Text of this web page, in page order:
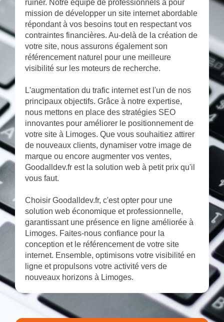
ruiner. Notre équipe de professionnels a pour
mission de développer un site internet abordable
répondant à vos besoins tout en respectant vos
contraintes financières. Au-delà de la création de
votre site, nous assurons également son
référencement naturel pour une meilleure
visibilité sur les moteurs de recherche.
L'augmentation du trafic internet est l'un de nos
principaux objectifs. Grâce à notre expertise,
nous mettons en place des stratégies SEO
innovantes pour améliorer le positionnement de
votre site à Limoges. Que vous souhaitiez attirer
de nouveaux clients, dynamiser votre image de
marque ou encore augmenter vos ventes,
Goodalldev.fr est la solution web à petit prix qu'il
vous faut.
Choisir Goodalldev.fr, c'est opter pour une
solution web économique et professionnelle,
garantissant une présence en ligne améliorée à
Limoges. Faites-nous confiance pour la
conception et le référencement de votre site
internet. Ensemble, optimisons votre visibilité en
ligne et propulsons votre activité vers de
nouveaux horizons à Limoges.